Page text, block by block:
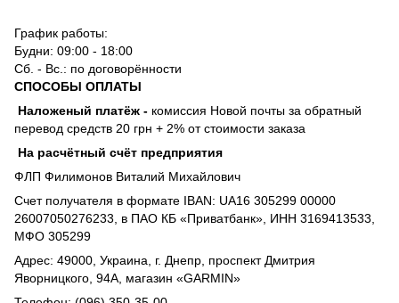
График работы:
Будни: 09:00 - 18:00
Сб. - Вс.: по договорённости
СПОСОБЫ ОПЛАТЫ
Наложеный платёж - комиссия Новой почты за обратный
перевод средств 20 грн + 2% от стоимости заказа
На расчётный счёт предприятия
ФЛП Филимонов Виталий Михайлович
Счет получателя в формате IBAN: UA16 305299 00000
26007050276233, в ПАО КБ «Приватбанк», ИНН 3169413533,
МФО 305299
Адрес: 49000, Украина, г. Днепр, проспект Дмитрия
Яворницкого, 94А, магазин «GARMIN»